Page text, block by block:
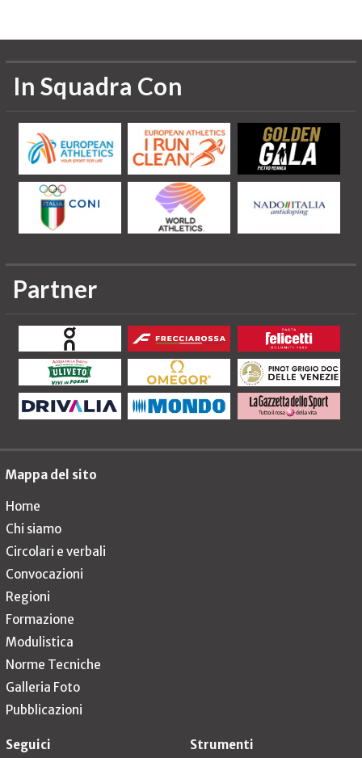
In Squadra Con
Partner
Mappa del sito
Home
Chi siamo
Circolari e verbali
Convocazioni
Regioni
Formazione
Modulistica
Norme Tecniche
Galleria Foto
Pubblicazioni
Seguici Strumenti